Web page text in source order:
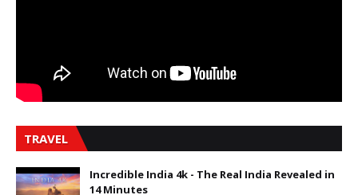
TRAVEL
Incredible India 4k - The Real India Revealed in
14 Minutes